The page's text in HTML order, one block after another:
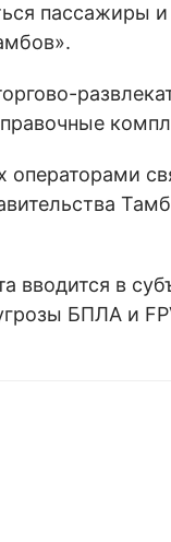
пассажиры и
операторами
вводится в
БПЛА и